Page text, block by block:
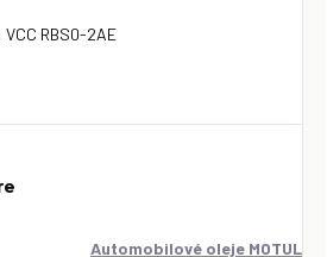
VCC RBS0-2AE
Automobilové oleje MOTUL